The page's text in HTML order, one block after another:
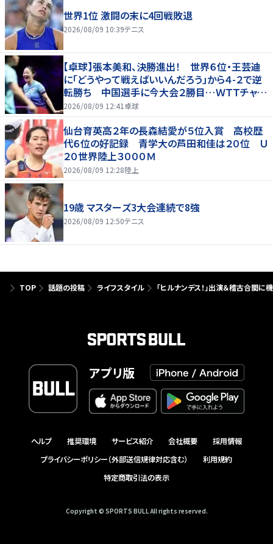
世界1位 激闘の末に4回戦敗退
2026/08/09 10:39テニス
【卓球】張本美和、決勝進出！ 世界６位・王芸迪
に「どうやって戦えばいいんだろう」から４-２で逆
転勝ち 中国選手に今大会２勝目…ＷＴＴチャン
ピオンズ横浜
2026/08/09 12:41 卓球
仙台育英高２年の長森結愛が５位入賞 高校歴
代６位の好記録 青学大の芦田和佳は２０位 Ｕ
２０世界陸上３０００Ｍ
2026/08/09 12:28陸上
19歳 マスターズ3大会連続で8強
2026/08/09 12:50テニス
TOP 話題の投稿 ライフスタイル 「ヒルナンデス！」出演＆稽古合間
アプリ版
ヘルプ 推奨環境 サービス紹介 会社概要
採用情報
プライバシーポリシー（外部送信規律対応含む）
利用規約
特定商取引法の表示
Copyright © SPORTS BULL All rights reserved.